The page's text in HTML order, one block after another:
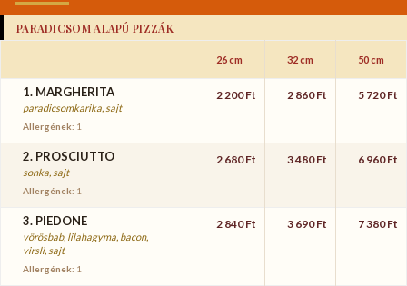
PARADICSOM ALAPÚ PIZZÁK
26 cm 32 cm 50 cm
1. MARGHERITA
paradicsomkarika, sajt
Allergének: 1
2 200 Ft 2 860 Ft 5 720 Ft
2. PROSCIUTTO
sonka, sajt
Allergének: 1
2 680 Ft 3 480 Ft 6 960 Ft
3. PIEDONE
vörösbab, lilahagyma, bacon,
virsli, sajt
Allergének: 1
2 840 Ft 3 690 Ft 7 380 Ft